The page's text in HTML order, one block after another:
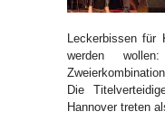
Leckerbissen für
werden
Die
Hannover treten